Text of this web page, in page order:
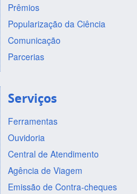
Prêmios
Popularização da Ciência
Comunicação
Parcerias
Serviços
Ferramentas
Ouvidoria
Central de Atendimento
Agência de Viagem
Emissão de Contra-cheques